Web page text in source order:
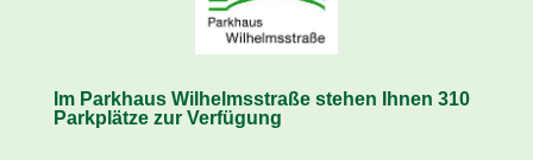
Im Parkhaus Wilhelmsstraße stehen Ihnen 310
Parkplätze zur Verfügung